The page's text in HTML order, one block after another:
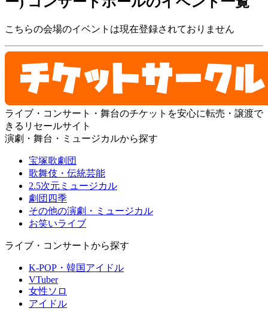
こちらの会場のイベントは現在登録されておりません
ライブ・コンサート・舞台のチケットを安心に転売・譲渡で
きるリセールサイト
演劇・舞台・ミュージカルから探す
宝塚歌劇団
歌舞伎・伝統芸能
2.5次元ミュージカル
劇団四季
その他の演劇・ミュージカル
お笑いライブ
ライブ・コンサートから探す
K-POP・韓国アイドル
VTuber
女性ソロ
アイドル